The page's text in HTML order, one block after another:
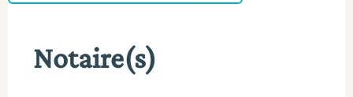
Calculateurs
Notaire(s)